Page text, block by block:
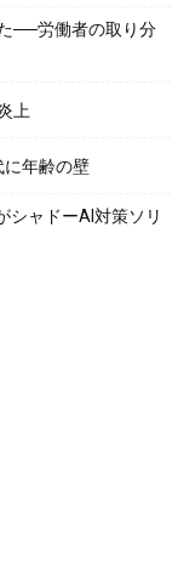
──労働者の取り分
上
年齢の壁
ャドーAI対策ソリ